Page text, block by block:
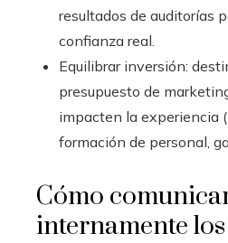
resultados de auditorías
confianza real.
Equilibrar inversión:
presupuesto de
impacten la experiencia
formación de personal,
Cómo
internamente